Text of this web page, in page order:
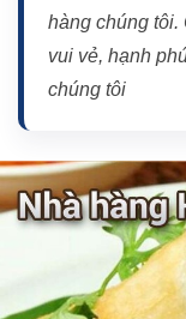
hàng chúng tôi.
vui vẻ, hạnh
chúng tôi